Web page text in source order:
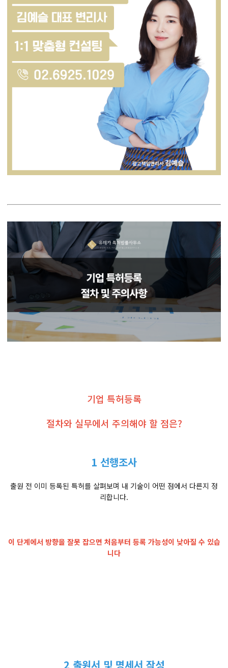
기업 특허등록
절차와 실무에서 주의해야 할 점은?
1 선행조사
출원 전 이미 등록된 특허를 살펴보며 내 기술이 어떤 점에서 다른지 정
리합니다.
이 단계에서 방향을 잘못 잡으면 처음부터 등록 가능성이 낮아질 수 있습
니다
2 출원서 및 명세서 작성